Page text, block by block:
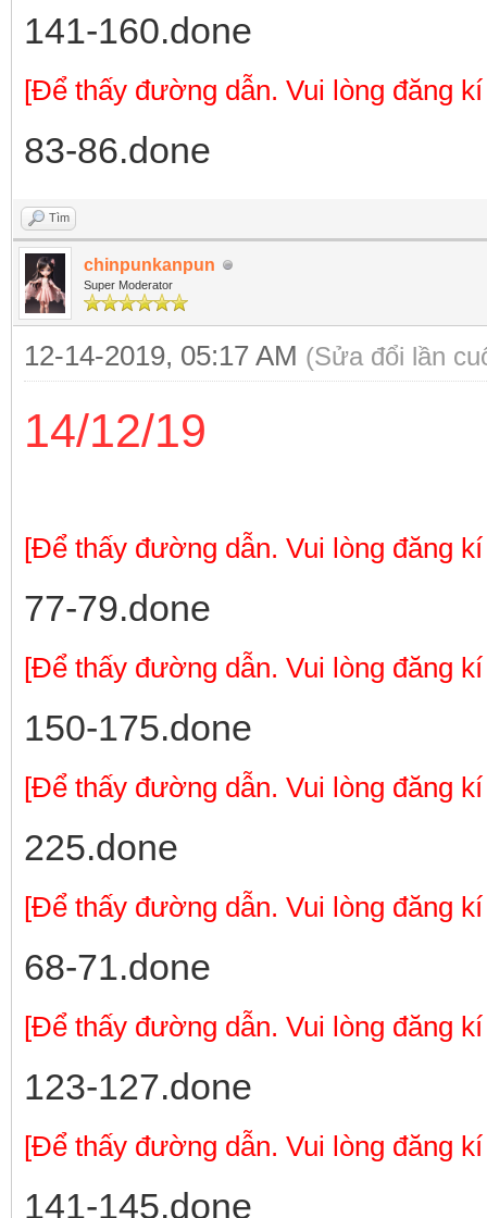
141-160.done
[Để thấy đường dẫn. Vui lòng đăng
83-86.done
Tìm
chinpunkanpun
Super Moderator
12-14-2019, 05:17 AM (Sửa đổi lần
14/12/19
[Để thấy đường dẫn. Vui lòng đăng
77-79.done
[Để thấy đường dẫn. Vui lòng đăng
150-175.done
[Để thấy đường dẫn. Vui lòng đăng
225.done
[Để thấy đường dẫn. Vui lòng đăng
68-71.done
[Để thấy đường dẫn. Vui lòng đăng
123-127.done
[Để thấy đường dẫn. Vui lòng đăng
141-145.done